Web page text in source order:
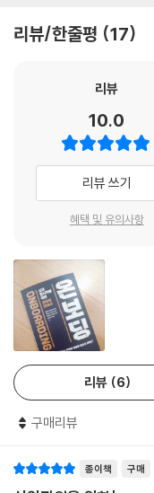
서 대화하다 보면 깜짝 놀
면 당신은 분명 매력적인
나의 경계선을 알기 위해
기 위해서는 집중해볼 필
용이 가능하고, 어느 선을
오르게 된다. 그리고 표정
상황에 따라서는 큰 용기
디까지인지 전달하는 데 가
--- p.82
씨를 잘 뿌리고 땅은 비옥
칠 수 있다. 사람이 가진 자
적응하지 못하는 것은 그
다를 수 있다는 사실을 기
잘하려고 하는 완벽주의가
않을까 걱정이 많을 것이
비하자. 단단한 마음가짐
에는 시간이 필요하다. 궁
도 될지에 대한 고민도 많
답변이라도 돌아오면 도
이다. 이때 아무도 알려주
해도, 그 적응의 시간을 버
새로운 직장의 사람들과 어
텃세는 반드시 발생하고,
있고, 은근히 무시한다는
들과 관계 맺기는 매우 어
불편함으로 바뀌게 될 수
잘 지낼 필요는 없다. ‘이기
리뷰/한줄평 17
리뷰
10.0
리뷰 쓰기
혜택 및 유의사항
리뷰 6
구매리뷰
종이책 구매